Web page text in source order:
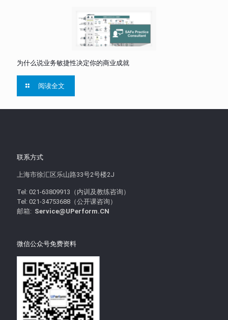
为什么说业务敏捷性决定你的商业成就
阅读全文
联系方式
上海市徐汇区乐山路33号2号楼2J
Tel: 021-63809913（内训及教练咨询）
Tel: 021-34753688（公开课咨询）
邮箱: Service@UPerform.CN
微信公众号免费资料